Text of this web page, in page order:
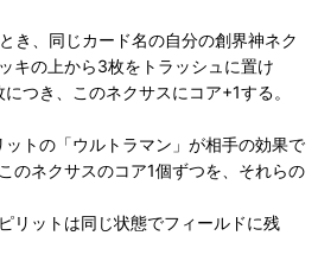
き、同じカード名の自分の創界神ネク
キの上から3枚をトラッシュに置け
つき、このネクサスにコア+1する。
トの「ウルトラマン」が相手の効果で
のネクサスのコア1個ずつを、それらの
リットは同じ状態でフィールドに残